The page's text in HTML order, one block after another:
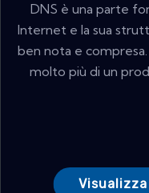
DNS è una parte
Internet e la sua
ben nota e
molto più di un